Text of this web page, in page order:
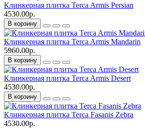
Клинкерная плитка Terca Armis Persian
4530.00р.
В корзину
Клинкерная плитка Terca Armis Mandarin
5960.00р.
В корзину
Клинкерная плитка Terca Armis Desert
4530.00р.
В корзину
Клинкерная плитка Terca Fasanis Zebra
4530.00р.